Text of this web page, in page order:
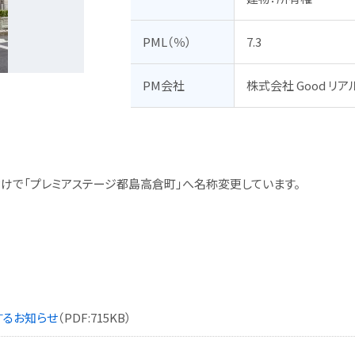
PML（％） 7.3
PM会社 株式会社 Good リア
「プレミアステージ都島高倉町」へ名称変更しています。
お知らせ（PDF:715KB）